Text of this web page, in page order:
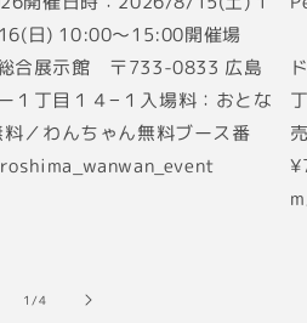
日) 10:00〜15:00開催場
合展示館 〒733-0833 広島
１丁目１４−１入場料：おとな
／わんちゃん無料ブース番
1 /の
4